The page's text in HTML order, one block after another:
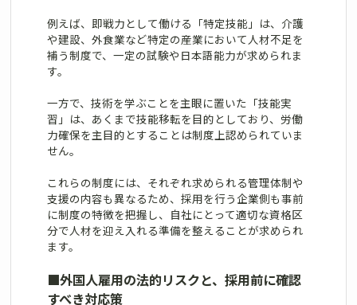
例えば、即戦力として働ける「特定技能」は、介護
や建設、外食業など特定の産業において人材不足を
補う制度で、一定の試験や日本語能力が求められま
す。
一方で、技術を学ぶことを主眼に置いた「技能実
習」は、あくまで技能移転を目的としており、労働
力確保を主目的とすることは制度上認められていま
せん。
これらの制度には、それぞれ求められる管理体制や
支援の内容も異なるため、採用を行う企業側も事前
に制度の特徴を把握し、自社にとって適切な資格区
分で人材を迎え入れる準備を整えることが求められ
ます。
■外国人雇用の法的リスクと、採用前に確認
すべき対応策